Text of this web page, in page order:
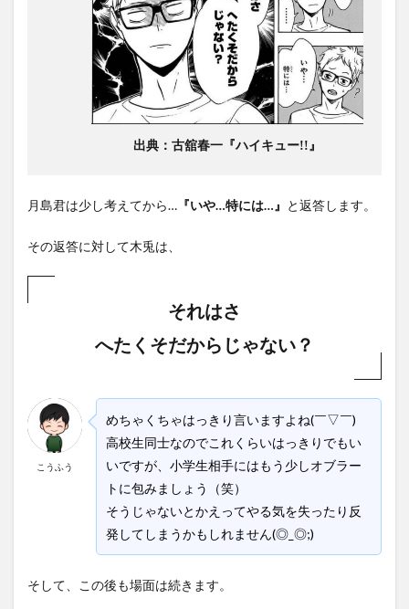
出典：古舘春一『ハイキュー!!』
月島君は少し考えてから… 『いや…特には…』 と返答します。
その返答に対して木兎は、
それはさ
へたくそだからじゃない？
こうふう
めちゃくちゃはっきり言いますよね(￣▽￣)
高校生同士なのでこれくらいはっきりでもい
いですが、 小学生相手にはもう少しオブラー
トに包みましょう（笑）
そうじゃないとかえってやる気を失ったり反
発してしまうかもしれません(◎_◎;)
そして、この後も場面は続きます。